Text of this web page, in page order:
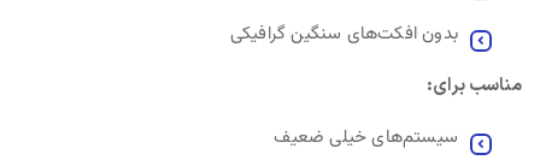
بدون افکت‌های سنگین گرافیکی
مناسب برای:
سیستم‌های خیلی ضعیف